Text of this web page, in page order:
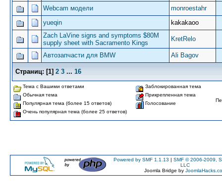
Webcam модели
monroestahr
yueqin
kakakaoo
Zach LaVine signs and symptoms $80M
supply sheet with Sacramento Kings
KretRelo
Автозапчасти для BMW Ali Bagov
Страниц: [1] 2 3 ... 16
Тема с Вашими ответами
Обычная тема
Популярная тема (более 15 ответов)
Очень популярная тема (более 25 ответов)
Заблокированная тема
Прикрепленная тема
Голосование
Powered by SMF 1.1.13 | SMF © 2006-2009,
LLC
Joomla Bridge by